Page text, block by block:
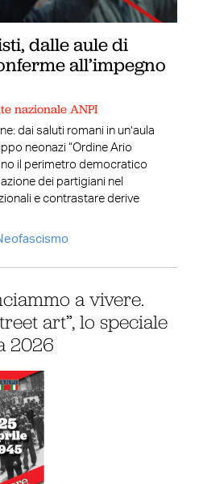
dalle aule di
all’impegno
nazionale ANPI
dai saluti romani in un’aula
neonazi “Ordine Ario
il perimetro democratico
dei partigiani nel
e contrastare derive
a vivere.
art”, lo speciale
2026